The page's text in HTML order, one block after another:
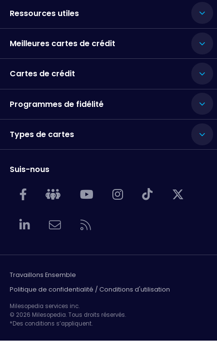
Ressources utiles
Meilleures cartes de crédit
Cartes de crédit
Programmes de fidélité
Types de cartes
Suis-nous
Travaillons Ensemble
Politique de confidentialité / Conditions d'utilisation
Milesopedia services inc.
© 2026 Milesopedia. Tous droits réservés.
*Des conditions s’appliquent.